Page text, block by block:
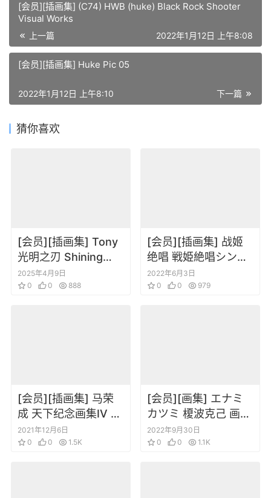
[会员][插画集] (C74) HWB (huke) Black Rock Shooter
Visual Works
上一篇 2022年1月12日 上午8:08
[会员][插画集] Huke Pic 05
下一篇
2022年1月12日 上午8:10
猜你喜欢
[会员][插画集] Tony
光明之刃 Shining
Blade&Ark
collection of visual
2025年4月9日
0
0 888
[会员][插画集] 战姬
绝唱 戦姫絶唱シンフ
ォギア G ビジュアル
コレクション
2022年6月3日
0
0 979
[会员][插画集] 马荣
成 天下纪念画集IV 风
云画集
2021年12月6日
0
0 1.5K
[会员][画集] エナミ
カツミ 榎波克己 画集
バッカーノ!
2022年9月30日
0
0 1.1K